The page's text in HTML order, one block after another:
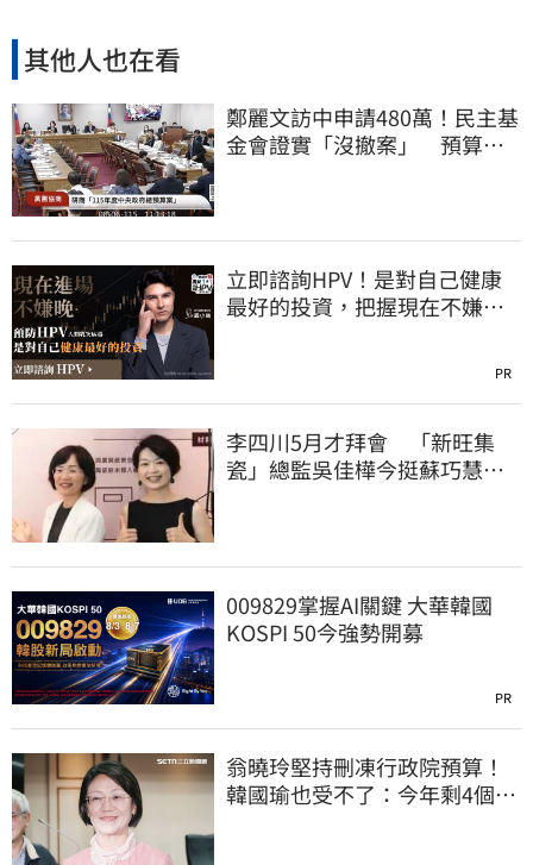
其他人也在看
鄭麗文訪中申請480萬！民主基
金會證實「沒撤案」 預算被
立即諮詢HPV！是對自己健康
最好的投資，把握現在不嫌
PR
李四川5月才拜會 「新旺集
瓷」總監吳佳樺今挺蘇巧慧：
009829掌握AI關鍵 大華韓國
KOSPI 50今強勢開募
PR
翁曉玲堅持刪凍行政院預算！
韓國瑜也受不了：今年剩4個月